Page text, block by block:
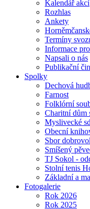
Kalendář akcí
Rozhlas
Ankety
Termíny
Informace
Napsali o nás
Publikační
Spolky
Dechová
Farnost
Folklórní
Charitní dům
Myslivecké
Obecní
Sbor
Smíšený
TJ Sokol -
Stolní tenis
Základní a
Fotogalerie
Rok 2026
Rok 2025